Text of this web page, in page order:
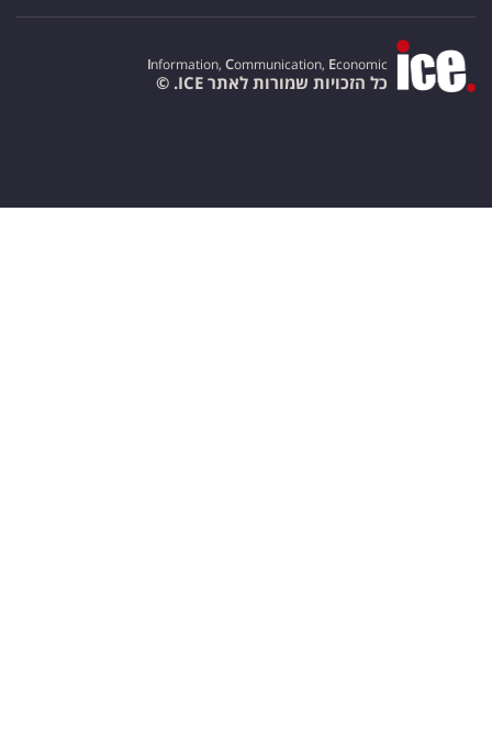
Information, Communication, Economic
כל הזכויות שמורות לאתר ICE. ©